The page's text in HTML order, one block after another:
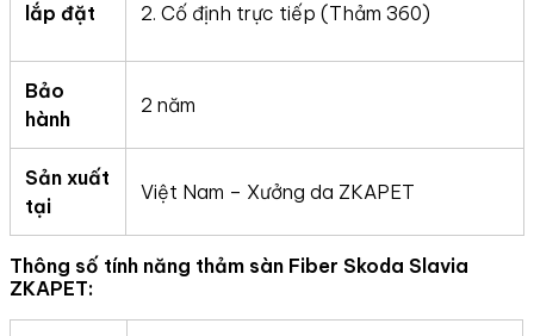
lắp đặt
2. Cố định trực tiếp (Thảm 360)
Bảo
hành
2 năm
Sản xuất
tại
Việt Nam – Xưởng da ZKAPET
Thông số tính năng thảm sàn Fiber Skoda Slavia
ZKAPET: